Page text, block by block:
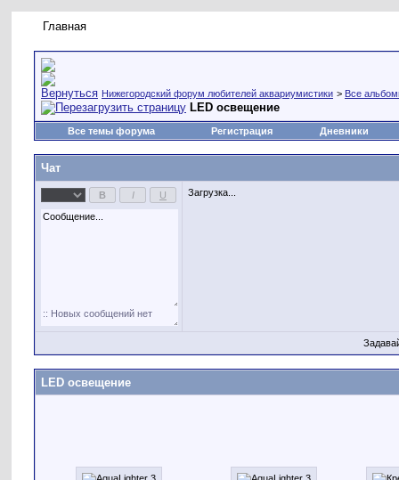
Главная
Нижегородский форум любителей аквариумистики > Все
LED освещение
Все темы форума Регистрация Дневники
Чат
Загрузка...
LED освещение